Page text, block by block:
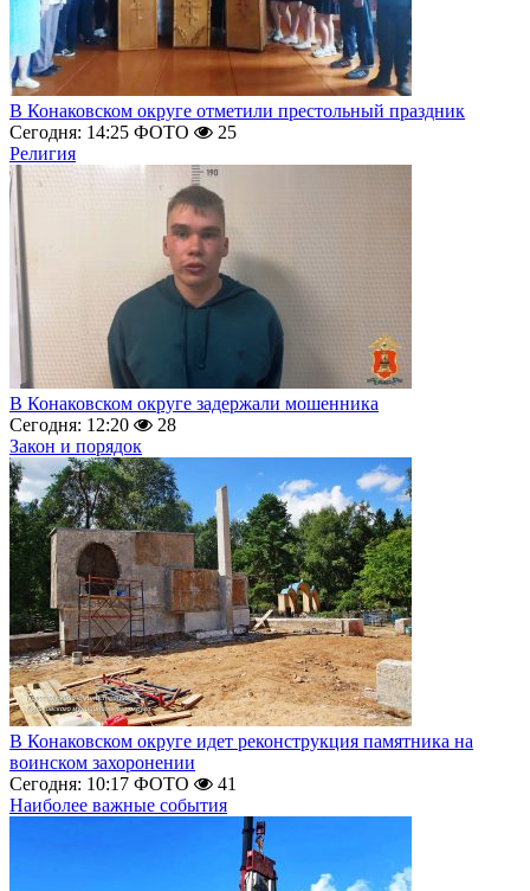
В Конаковском округе отметили престольный праздник
Сегодня: 14:25 ФОТО
25
Религия
В Конаковском округе задержали мошенника
Сегодня: 12:20
28
Закон и порядок
В Конаковском округе идет реконструкция памятника на
воинском захоронении
Сегодня: 10:17 ФОТО
41
Наиболее важные события